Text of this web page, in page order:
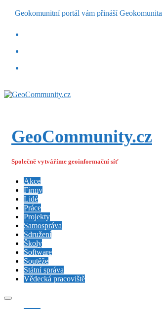
Geokomunitní portál vám přináší Geokomunita
GeoCommunity.cz
Společně vytváříme geoinformační síť
Akce
Firmy
Lidé
Práce
Projekty
Samospráva
Sdružení
Školy
Software
Soutěže
Státní správa
Vědecká pracoviště